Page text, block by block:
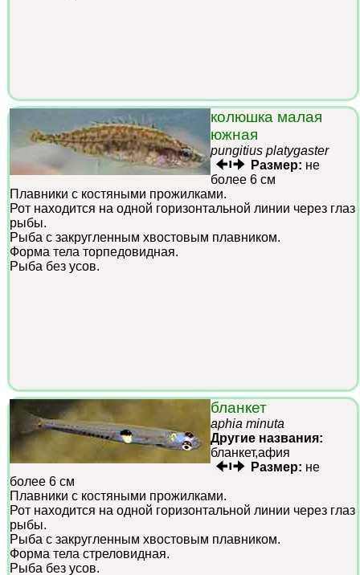
колюшка малая
южная
pungitius platygaster
Размер: не
более 6 см
Плавники с костяными прожилками.
Рот находится на одной горизонтальной линии через глаз
рыбы.
Рыба с закругленным хвостовым плавником.
Форма тела торпедовидная.
Рыба без усов.
бланкет
aphia minuta
Другие названия:
бланкет,афия
Размер: не
более 6 см
Плавники с костяными прожилками.
Рот находится на одной горизонтальной линии через глаз
рыбы.
Рыба с закругленным хвостовым плавником.
Форма тела стреловидная.
Рыба без усов.